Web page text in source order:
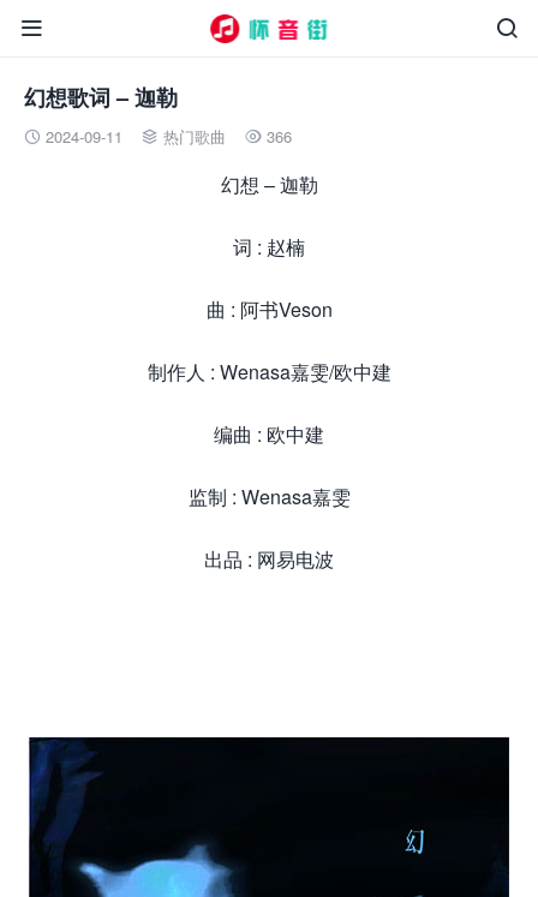


幻想歌词 – 迦勒
 2024-09-11  热门歌曲  366
幻想 – 迦勒
词 : 赵楠
曲 : 阿书Veson
制作人 : Wenasa嘉雯/欧中建
编曲 : 欧中建
监制 : Wenasa嘉雯
出品 : 网易电波